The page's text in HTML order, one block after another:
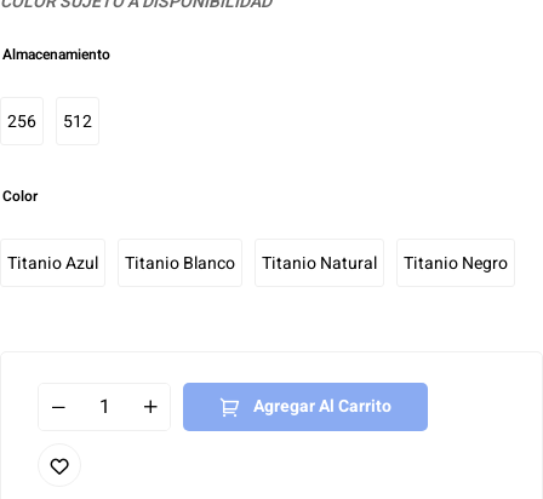
Almacenamiento
256 512
Color
Titanio Azul Titanio Blanco Titanio Natural Titanio Negro
Agregar Al Carrito